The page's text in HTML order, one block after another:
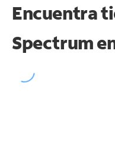
Encuentra
Spectrum